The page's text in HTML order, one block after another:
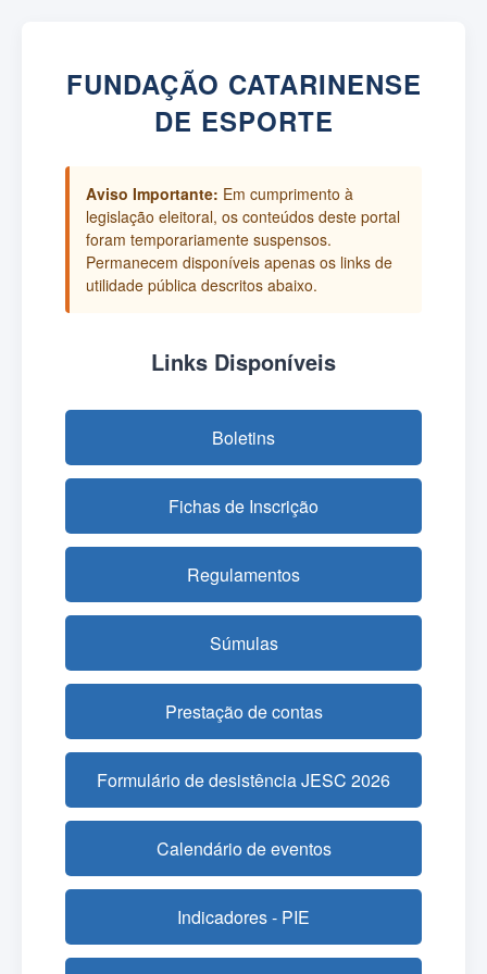
FUNDAÇÃO CATARINENSE
DE ESPORTE
Aviso Importante: Em cumprimento à
legislação eleitoral, os conteúdos deste portal
foram temporariamente suspensos.
Permanecem disponíveis apenas os links de
utilidade pública descritos abaixo.
Links Disponíveis
Boletins
Fichas de Inscrição
Regulamentos
Súmulas
Prestação de contas
Formulário de desistência JESC 2026
Calendário de eventos
Indicadores - PIE